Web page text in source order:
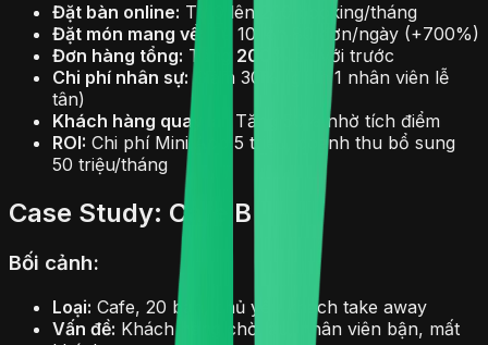
Đặt bàn online: Từ 0 lên 200 booking/tháng
Đặt món mang về:
Từ 10 lên 80 đơn/ngày (+700%)
Đơn hàng tổng: Tăng 200%
so với trước
Chi phí nhân sự: Giảm 30% (giảm 1 nhân viên lễ
tân)
Khách hàng quay lại:
Tăng 50% nhờ tích điểm
ROI: Chi phí Mini App 5 triệu, doanh thu bổ sung
50 triệu/tháng
Case Study: Cafe B
Bối cảnh:
Loại: Cafe, 20 bàn, chủ yếu khách take away
Vấn đề: Khách hàng chờ lâu, nhân viên bận, mất